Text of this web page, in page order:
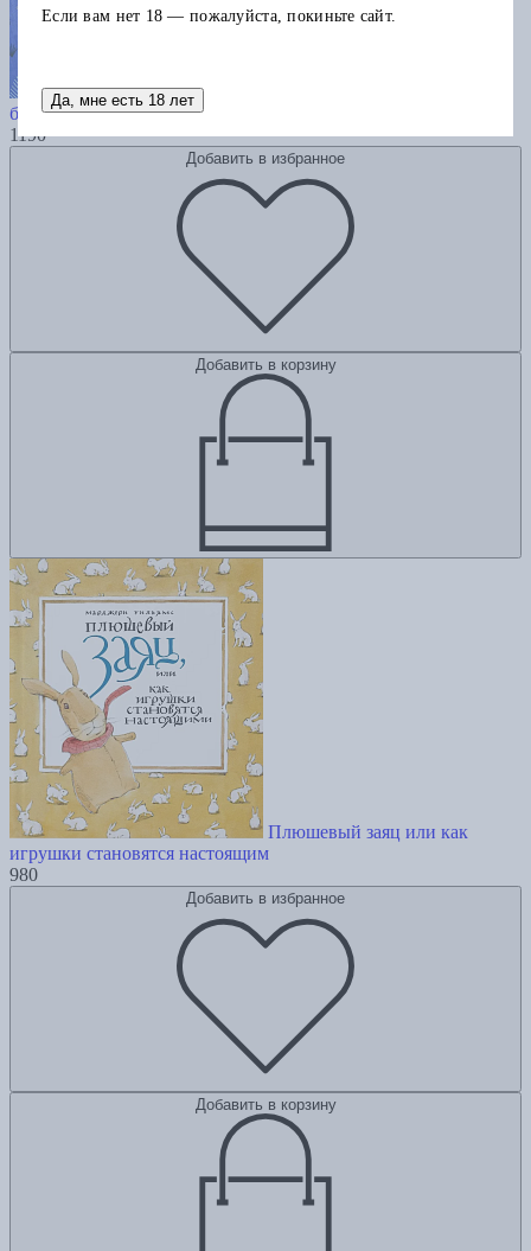
Один маленький поросенок и одно
большое свинство
1190
Добавить в избранное
Добавить в корзину
Плюшевый заяц или как
игрушки становятся настоящим
980
Добавить в избранное
Добавить в корзину
Если вам нет 18 — пожалуйста, покиньте сайт.
Да, мне есть 18 лет